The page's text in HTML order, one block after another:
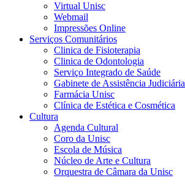
Virtual Unisc
Webmail
Impressões Online
Serviços Comunitários
Clinica de Fisioterapia
Clinica de Odontologia
Serviço Integrado de Saúde
Gabinete de Assistência Judiciária
Farmácia Unisc
Clínica de Estética e Cosmética
Cultura
Agenda Cultural
Coro da Unisc
Escola de Música
Núcleo de Arte e Cultura
Orquestra de Câmara da Unisc